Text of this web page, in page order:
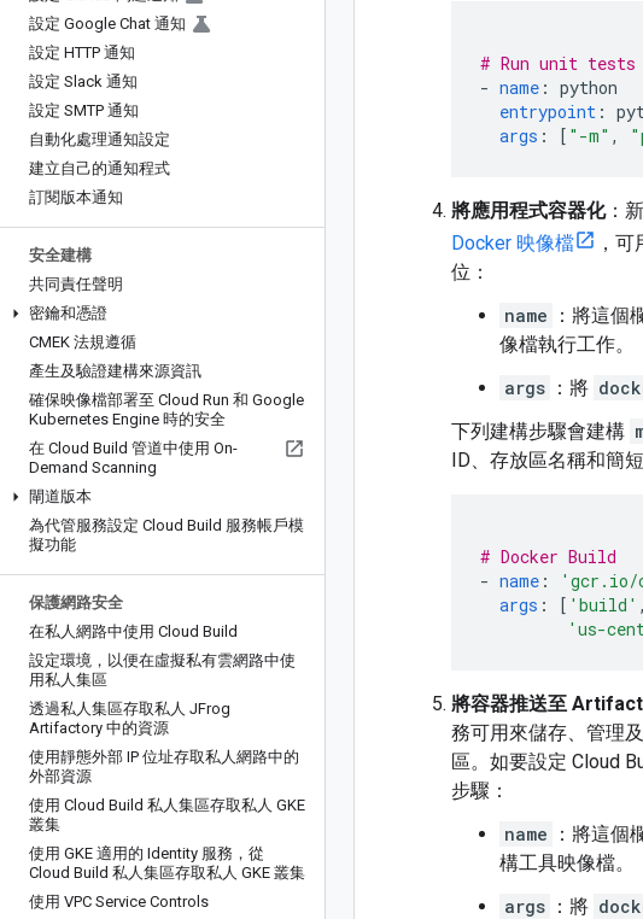
設定 Google Chat 通知
設定 HTTP 通知
設定 Slack 通知
設定 SMTP 通知
自動化處理通知設定
建立自己的通知程式
訂閱版本通知
安全建構
共同責任聲明
密鑰和憑證
CMEK 法規遵循
產生及驗證建構來源資訊
確保映像檔部署至 Cloud Run 和 Google
Kubernetes Engine 時的安全
在 Cloud Build 管道中使用 On-
Demand Scanning
閘道版本
為代管服務設定 Cloud Build 服務帳戶模
擬功能
保護網路安全
在私人網路中使用 Cloud Build
設定環境，以便在虛擬私有雲網路中使
用私人集區
透過私人集區存取私人 JFrog
Artifactory 中的資源
使用靜態外部 IP 位址存取私人網路中的
外部資源
使用 Cloud Build 私人集區存取私人 GKE
叢集
使用 GKE 適用的 Identity 服務，從
Cloud Build 私人集區存取私人 GKE 叢集
使用 VPC Service Controls
# Run unit tests
- name : python
entrypoint :
args : [ "-m" ,
將應用程式容器化：
Docker 映像檔
，
位：
name
：將這個
像檔執行工作。
args ：將
下列建構步驟會建構
ID、存放區名稱和簡
# Docker Build
- name :
'gcr.io/
args : [ 'build' ,
'us-
將容器推送至
務可用來儲存、管理
區。如要設定 Cloud
步驟：
name
：將這個
構工具映像檔。
args ：將